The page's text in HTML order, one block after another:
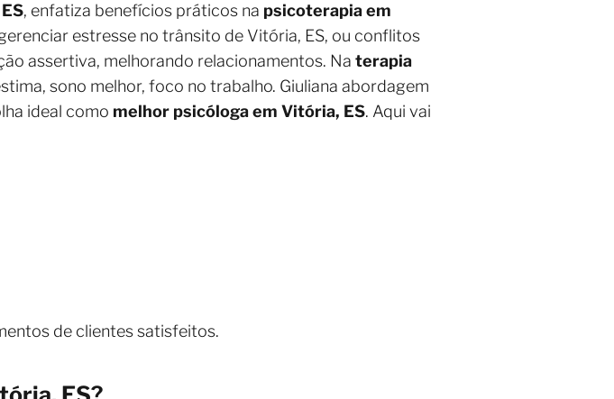
, enfatiza benefícios práticos na psicoterapia em
estresse no trânsito de Vitória, ES, ou conflitos
assertiva, melhorando relacionamentos. Na terapia
sono melhor, foco no trabalho. Giuliana abordagem
ideal como melhor psicóloga em Vitória, ES. Aqui vai
de clientes satisfeitos.